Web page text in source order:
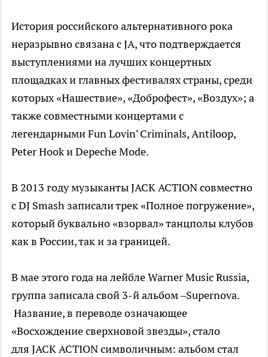
История российского альтернативного рока
неразрывно связана с JA, что подтверждается
выступлениями на лучших концертных
площадках и главных фестивалях страны, среди
которых «Нашествие», «Доброфест», «Воздух»; а
также совместными концертами с
легендарными Fun Lovin' Criminals, Antiloop,
Peter Hook и Depeche Mode.
В 2013 году музыканты JACK ACTION совместно
с DJ Smash записали трек «Полное погружение»,
который буквально «взорвал» танцполы клубов
как в России, так и за границей.
В мае этого года на лейбле Warner Music Russia,
группа записала свой 3-й альбом –Supernova.
Название, в переводе означающее
«Восхождение сверхновой звезды», стало
для JACK ACTION символичным: альбом стал